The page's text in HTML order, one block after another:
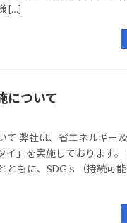
[…]
について
て 弊社は、省エネルギー
イ」を実施しております。
もに、SDGｓ（持続可能